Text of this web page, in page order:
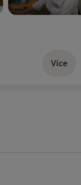
Více
o